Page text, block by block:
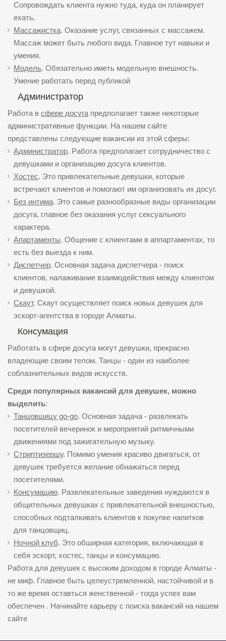
Сопровождать клиента нужно туда, куда он планирует
ехать.
Массажистка. Оказание услуг, связанных с массажем.
Массаж может быть любого вида. Главное тут навыки и
умения.
Модель. Обязательно иметь модельную внешность.
Умение работать перед публикой
Администратор
Работа в сфере досуга предполагает также некоторые
административные функции. На нашем сайте
представлены следующие вакансии из этой сферы:
Администратор. Работа предполагает сотрудничество с
девушками и организацию досуга клиентов.
Хостес. Это привлекательные девушки, которые
встречают клиентов и помогают им организовать их досуг.
Без интима. Это самые разнообразные виды организации
досуга, главное без оказания услуг сексуального
характера.
Апартаменты. Общение с клиентами в аппартаментах, то
есть без выезда к ним.
Диспетчер. Основная задача диспетчера - поиск
клиентов, налаживание взаимодействия между клиентом
и девушкой.
Скаут. Скаут осуществляет поиск новых девушек для
эскорт-агентства в городе Алматы.
Консумация
Работать в сфере досуга могут девушки, прекрасно
владеющие своим телом. Танцы - один из наиболее
соблазнительных видов искусств.
Среди популярных вакансий для девушек, можно
выделить:
Танцовщицу go-go. Основная задача - развлекать
посетителей вечеринок и мероприятий ритмичными
движениями под зажигательную музыку.
Стриптизершу. Помимо умения красиво двигаться, от
девушек требуется желание обнажаться перед
посетителями.
Консумацию. Развлекательные заведения нуждаются в
общительных девушках с привлекательной внешностью,
способных подталкивать клиентов к покупке напитков
для танцовщиц.
Ночной клуб. Это обширная категория, включающая в
себя эскорт, хостес, танцы и консумацию.
Работа для девушек с высоким доходом в городе Алматы -
не миф. Главное быть целеустремленной, настойчивой и в
то же время оставться женственной - тогда успех вам
обеспечен . Начинайте карьеру с поиска вакансий на нашем
сайте